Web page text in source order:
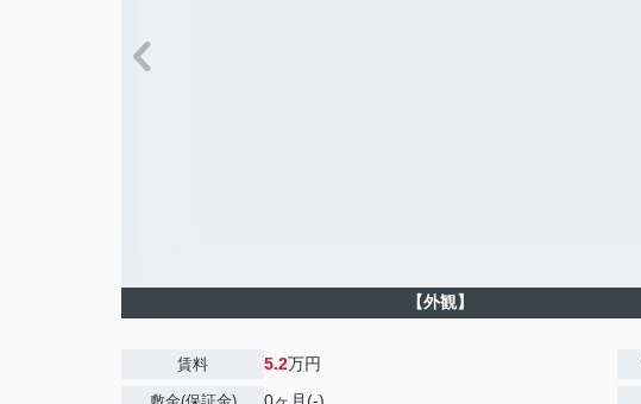
【外観】
賃料 5.2万円
0ヶ月(-)